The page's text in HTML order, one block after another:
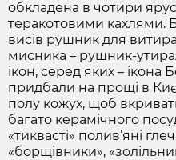
обкладена в чотири
теракотовими кахлями.
висів рушник для
мисника –
ікон, серед яких – ікона
придбали на прощі в
полу кожух, щоб
багато керамічного
«тиквасті» полив’яні
«борщівники»,